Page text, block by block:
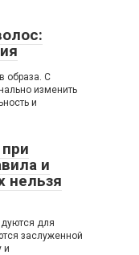
образа. С
изменить
и
и
нельзя
для
заслуженной
и